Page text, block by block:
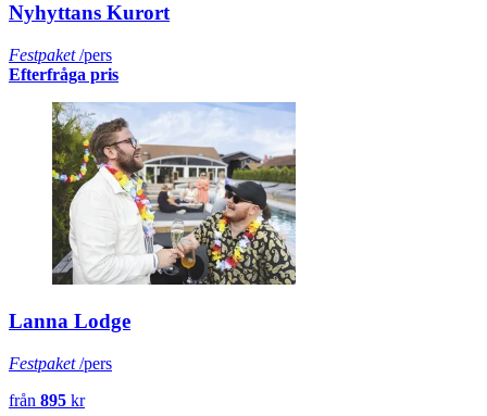
Nyhyttans Kurort
Festpaket/pers
Efterfråga pris
Lanna Lodge
Festpaket/pers
från 895 kr